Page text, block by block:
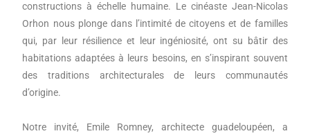
constructions à échelle humaine. Le cinéaste Jean-Nicolas
Orhon nous plonge dans l’intimité de citoyens et de familles
qui, par leur résilience et leur ingéniosité, ont su bâtir des
habitations adaptées à leurs besoins, en s’inspirant souvent
des traditions architecturales de leurs communautés
d’origine.
Notre invité, Emile Romney, architecte guadeloupéen, a